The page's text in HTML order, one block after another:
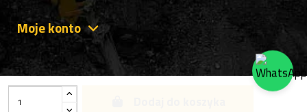
Moje konto